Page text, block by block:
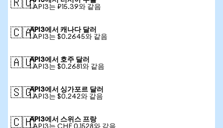
🇷🇺1 API3는 ₽15.39와 같음
🇨🇦API3에서 캐나다 달러
1 API3는 $0.2645와 같음
🇦🇺API3에서 호주 달러
1 API3는 $0.2681와 같음
🇸🇬API3에서 싱가포르 달러
1 API3는 $0.242와 같음
🇨🇭API3에서 스위스 프랑
1 API3는 CHF 0.1528와 같음